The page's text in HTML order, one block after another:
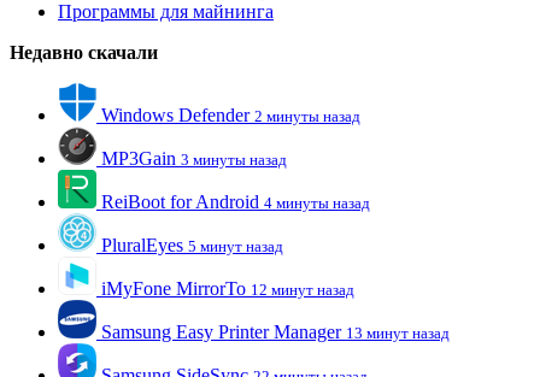
Программы для майнинга
Недавно скачали
Windows Defender 2 минуты назад
MP3Gain 3 минуты назад
ReiBoot for Android 4 минуты назад
PluralEyes 5 минут назад
iMyFone MirrorTo 12 минут назад
Samsung Easy Printer Manager 13 минут назад